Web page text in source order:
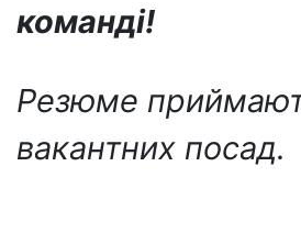
команді!
Резюме
вакантних посад.